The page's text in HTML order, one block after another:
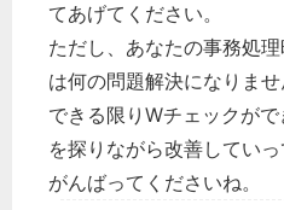
てあげてください。
ただし、あなたの事務処
は何の問題解決になりませ
できる限りWチェックが
を探りながら改善していっ
がんばってくださいね。
労務管理
税務経理
企業法務
経営の知恵
総務の給湯室